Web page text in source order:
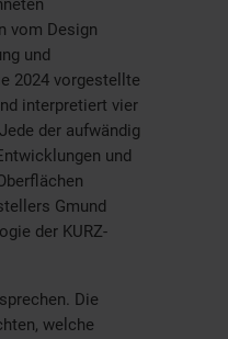
vom Design
und
2024 vorgestellte
interpretiert vier
der aufwändig
und
Gmund
der KURZ-
Die
welche